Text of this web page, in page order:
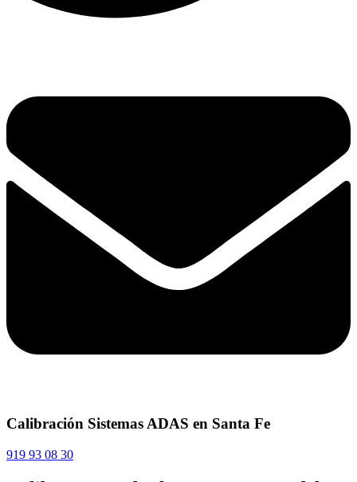
Calibración Sistemas ADAS en Santa Fe
919 93 08 30